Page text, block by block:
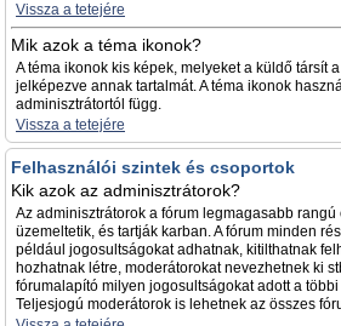
Vissza a tetejére
Mik azok a téma ikonok?
A téma ikonok kis képek, melyeket a küldő társít
jelképezve annak tartalmát. A téma ikonok
adminisztrátortól függ.
Vissza a tetejére
Felhasználói szintek és csoportok
Kik azok az adminisztrátorok?
Az adminisztrátorok a fórum legmagasabb rangú
üzemeltetik, és tartják karban. A fórum minden
például jogosultságokat adhatnak, kitilthatnak
hozhatnak létre, moderátorokat nevezhetnek ki
fórumalapító milyen jogosultságokat adott a
Teljesjogú moderátorok is lehetnek az összes